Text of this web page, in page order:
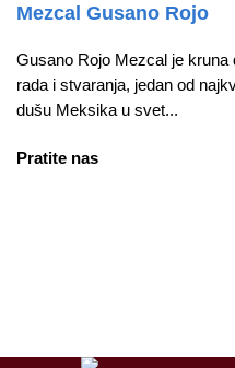
Mezcal Gusano Rojo
Gusano Rojo Mezcal je
rada i stvaranja, jedan od
dušu Meksika u svet...
Pratite nas